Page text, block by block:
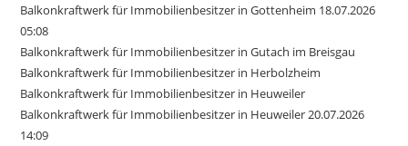
Balkonkraftwerk für Immobilienbesitzer in Gottenheim 18.07.2026
05:08
Balkonkraftwerk für Immobilienbesitzer in Gutach im Breisgau
Balkonkraftwerk für Immobilienbesitzer in Herbolzheim
Balkonkraftwerk für Immobilienbesitzer in Heuweiler
Balkonkraftwerk für Immobilienbesitzer in Heuweiler 20.07.2026
14:09